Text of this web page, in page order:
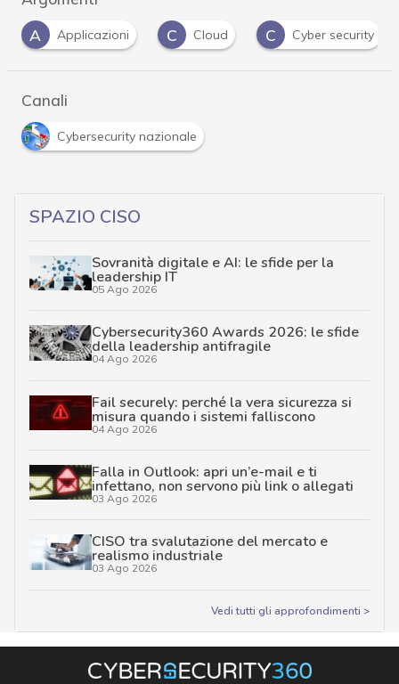
C
Cloud C Cyber security D dark web
Canali
Cybersecurity nazionale
SPAZIO CISO
Sovranità digitale e AI: le sfide per la
leadership IT
05 Ago 2026
Cybersecurity360 Awards 2026: le sfide
della leadership antifragile
04 Ago 2026
Fail securely: perché la vera sicurezza si
misura quando i sistemi falliscono
04 Ago 2026
Falla in Outlook: apri un’e-mail e ti
infettano, non servono più link o allegati
03 Ago 2026
CISO tra svalutazione del mercato e
realismo industriale
03 Ago 2026
Vedi tutti gli approfondimenti >